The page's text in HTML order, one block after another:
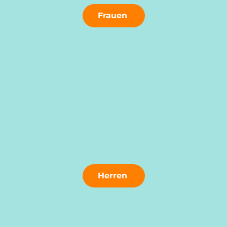
Frauen
Herren